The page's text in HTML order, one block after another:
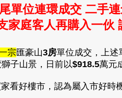
單位連環成交 二手
家庭客人再購入一伙
宗匯豪山3房單位成交 ， 上
子山景 ，日前以$918.5萬元
看好樓市，認為屬入市好時